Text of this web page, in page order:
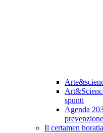
spunti
Agenda
Il certamen